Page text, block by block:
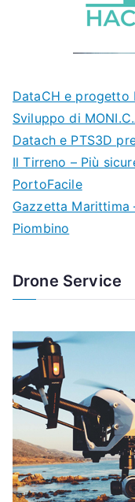
DataCH e progetto
Sviluppo di
Datach e PTS3D
Il Tirreno – Più
PortoFacile
Gazzetta Marittima
Piombino
Drone Service